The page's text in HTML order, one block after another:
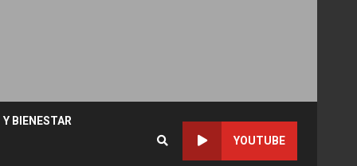
BIENESTAR
YOUTUBE